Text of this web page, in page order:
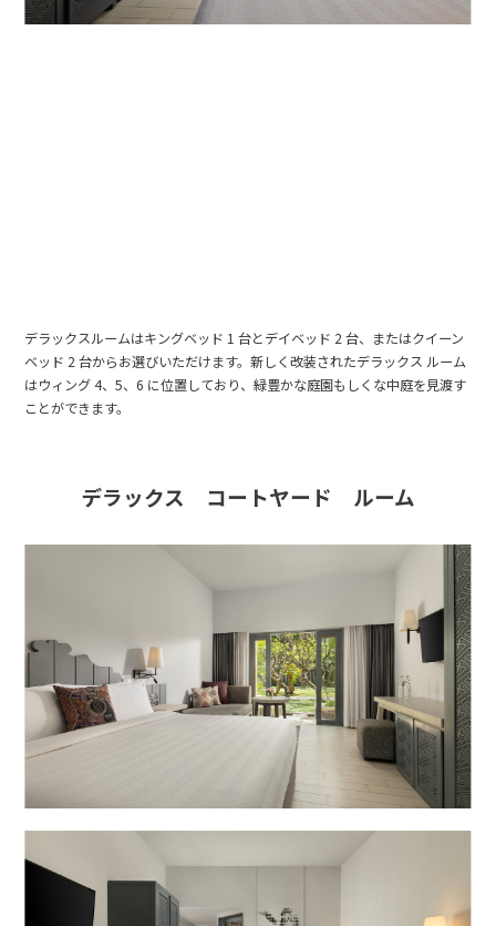
デラックスルームはキングベッド 1 台とデイベッド 2 台、またはクイーン
ベッド 2 台からお選びいただけます。新しく改装されたデラックス ルーム
はウィング 4、5、6 に位置しており、緑豊かな庭園もしくな中庭を見渡す
ことができます。
デラックス コートヤード ルーム